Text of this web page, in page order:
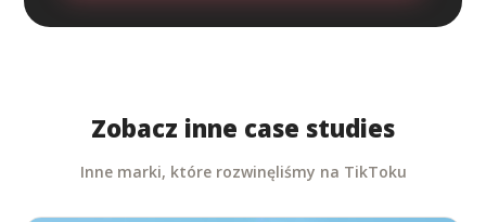
Zobacz inne case studies
Inne marki, które rozwinęliśmy na TikToku